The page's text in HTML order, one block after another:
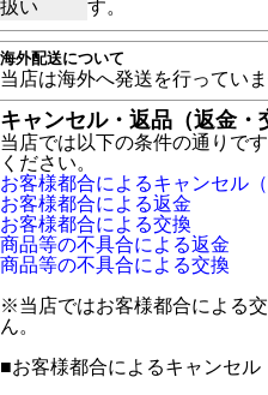
扱い す。
海外配送について
当店は海外へ発送を行ってい
キャンセル・返品（返金・
当店では以下の条件の通りで
ください。
お客様都合によるキャンセル（
お客様都合による返金
お客様都合による交換
商品等の不具合による返金
商品等の不具合による交換
※当店ではお客様都合による
ん。
■お客様都合によるキャンセル